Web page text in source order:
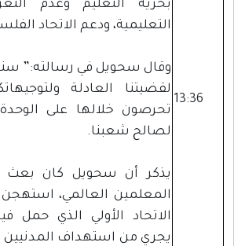
13:36
بحرية التعليم وعدم
التعليمية، ودعم الاتحاد
وقال سحويل في رسالته:”
لقضيتنا العادلة
تحرصون خلالها على
لصالح شعبنا.
يذكر أن سحويل كان بعث
المعلمين العالمي،
الاتحاد الأولي الذي حمل
يجري من استهداف المدنيين